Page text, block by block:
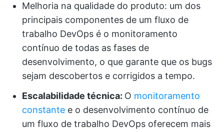
Melhoria na qualidade do produto: um dos
principais componentes de um fluxo de
trabalho DevOps é o monitoramento
contínuo de todas as fases de
desenvolvimento, o que garante que os bugs
sejam descobertos e corrigidos a tempo.
Escalabilidade técnica: O monitoramento
constante e o desenvolvimento contínuo de
um fluxo de trabalho DevOps oferecem mais